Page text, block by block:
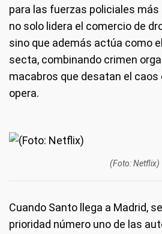
para las fuerzas policiales
no solo lidera el comercio de
sino que además actúa como
secta, combinando crimen
macabros que desatan el caos
opera.
(Foto: Netflix)
Cuando Santo llega a Madrid,
prioridad número uno de las